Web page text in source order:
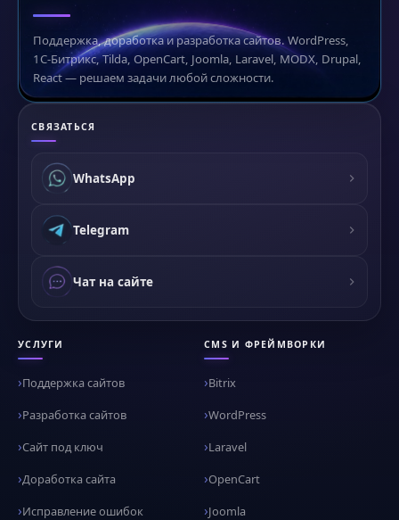
Поддержка, доработка и разработка сайтов. WordPress,
1С-Битрикс, Tilda, OpenCart, Joomla, Laravel, MODX, Drupal,
React — решаем задачи любой сложности.
СВЯЗАТЬСЯ
WhatsApp
Telegram
Чат на сайте
УСЛУГИ
Поддержка сайтов
Разработка сайтов
Сайт под ключ
Доработка сайта
Исправление ошибок
CMS И ФРЕЙМВОРКИ
Bitrix
WordPress
Laravel
OpenCart
Joomla